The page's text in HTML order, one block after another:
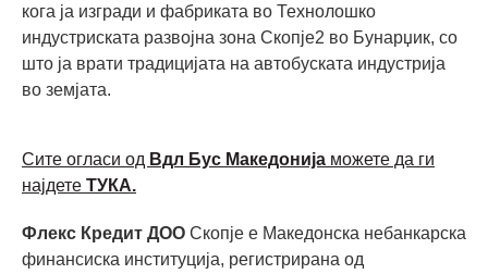
кога ја изгради и фабриката во Технолошко
индустриската развојна зона Скопје2 во Бунарџик, со
што ја врати традицијата на автобуската индустрија
во земјата.
Сите огласи од Вдл Бус Македонија можете да ги
најдете ТУКА.
Флекс Кредит ДОО Скопје е Македонска небанкарска
финансиска институција, регистрирана од